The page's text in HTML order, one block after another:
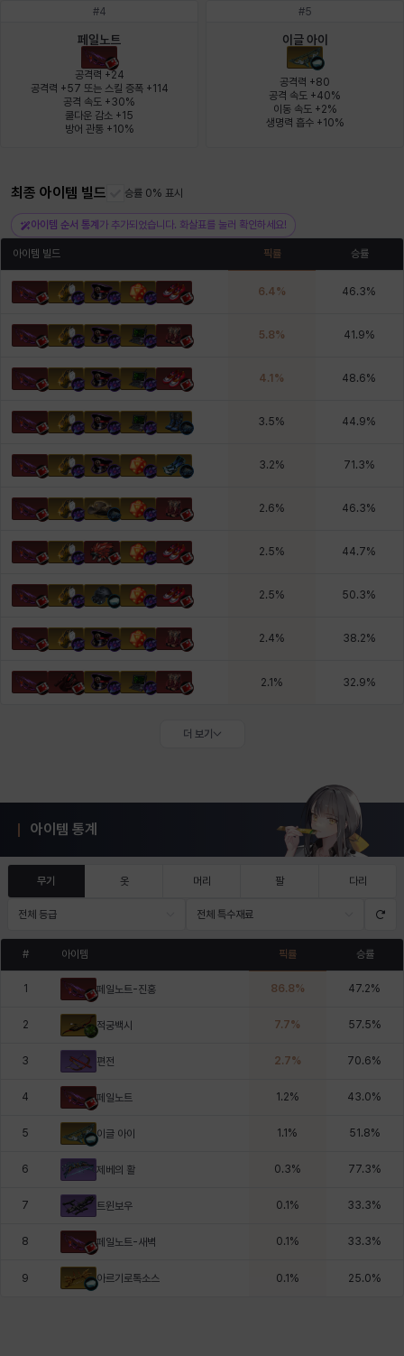
크레이버 타지아
펠릭스 피올로
헤이즈 헨리 현우
#4
페일노트
공격력 +24
공격력 +57 또는 스킬 증폭 +114
공격 속도 +30%
쿨다운 감소 +15
방어 관통 +10%
#5
이글 아이
공격력 +80
공격 속도 +40%
이동 속도 +2%
생명력 흡수 +10%
최종 아이템 빌드 승률 0% 표시
아이템 순서 통계 가 추가되었습니다. 화살표를 눌러 확인하세요!
아이템 빌드 픽률 승률
6.4% 46.3%
5.8% 41.9%
4.1 % 48.6%
3.5% 44.9%
3.2% 71.3%
2.6% 46.3%
2.5% 44.7%
2.5% 50.3%
2.4% 38.2%
2.1 % 32.9%
더 보기
아이템 통계
무기 옷 머리 팔 다리
전체 등급 전체 특수재료
# 아이템 픽률 승률
1 페일노트-진홍 86.8% 47.2%
2 적궁백시 7.7% 57.5%
3 편전 2.7% 70.6%
4 페일노트 1.2% 43.0%
5 이글 아이 1.1 % 51.8%
6 제베의 활 0.3% 77.3%
7 트윈보우 0.1 % 33.3%
8 페일노트-새벽 0.1 % 33.3%
9 아르기로톡소스 0.1 % 25.0%